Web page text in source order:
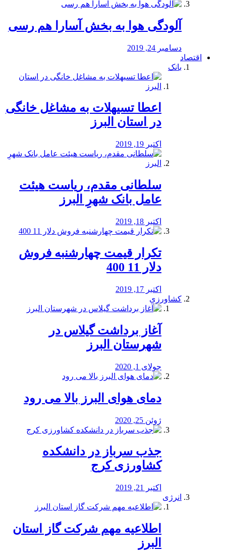
آلودگی هوا به بخش آسارا هم رسی
دسامبر 24, 2019
اقتصاد
بانک
️اعطا تسیهلات به مشاغل خانگی
در استان البرز
اکتبر 19, 2019
سلطانی مقدم، ریاست هیئت
عامل بانک شهرِ البرز
اکتبر 18, 2019
تکرار قیمت چهارشنبه فروش
دلار 11 400
اکتبر 17, 2019
کشاورزی
آغاز برداشت گیلاس در
شهرستان البرز
جولای 1, 2020
دمای هوای البرز بالا می رود
ژوئن 25, 2020
جذب سرباز در دانشکده
کشاورزی کرج
اکتبر 21, 2019
انرژی
️اطلاعیه مهم شرکت گاز استان
البرز